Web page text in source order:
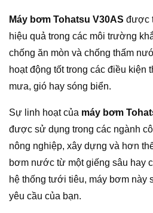
Máy bơm Tohatsu V30AS được
hiệu quả trong các môi trường
chống ăn mòn và chống thấm
hoạt động tốt trong các điều kiện
mưa, gió hay sóng biển.
Sự linh hoạt của máy bơm
được sử dụng trong các ngành
nông nghiệp, xây dựng và hơn
bơm nước từ một giếng sâu hay
hệ thống tưới tiêu, máy bơm này
yêu cầu của bạn.